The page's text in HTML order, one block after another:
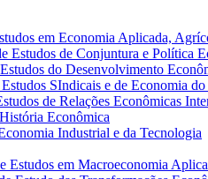
em Economia Aplicada,
Estudos de Conjuntura e Política
do Desenvolvimento
SIndicais e de Economia
de Relações Econômicas
Econômica
Industrial e da Tecnologia
Estudos em Macroeconomia